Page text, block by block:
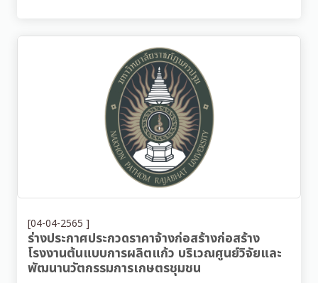
[04-04-2565 ]
ร่างประกาศประกวดราคาจ้างก่อสร้างก่อสร้าง
โรงงานต้นแบบการผลิตแก้ว บริเวณศูนย์วิจัยและ
พัฒนานวัตกรรมการเกษตรชุมชน